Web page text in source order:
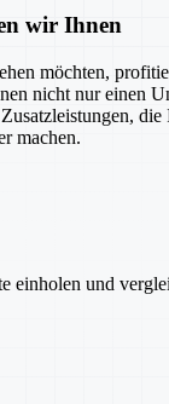
wir Ihnen
möchten,
nicht nur einen
machen.
einholen und